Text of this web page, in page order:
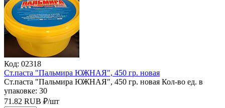
Код: 02318
Ст.паста "Пальмира ЮЖНАЯ", 450 гр. новая
Ст.паста "Пальмира ЮЖНАЯ", 450 гр. новая Кол-во ед. в
упаковке: 30
71.82 RUB ₽/шт